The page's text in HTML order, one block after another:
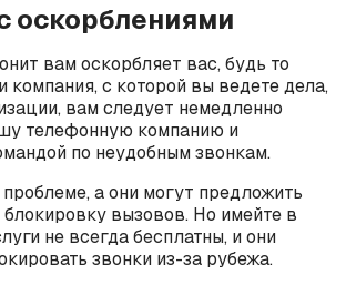
оскорблениями
вам оскорбляет вас, будь то
компания, с которой вы ведете дела,
вам следует немедленно
телефонную компанию и
по неудобным звонкам.
а они могут предложить
вызовов. Но имейте в
не всегда бесплатны, и они
звонки из-за рубежа.